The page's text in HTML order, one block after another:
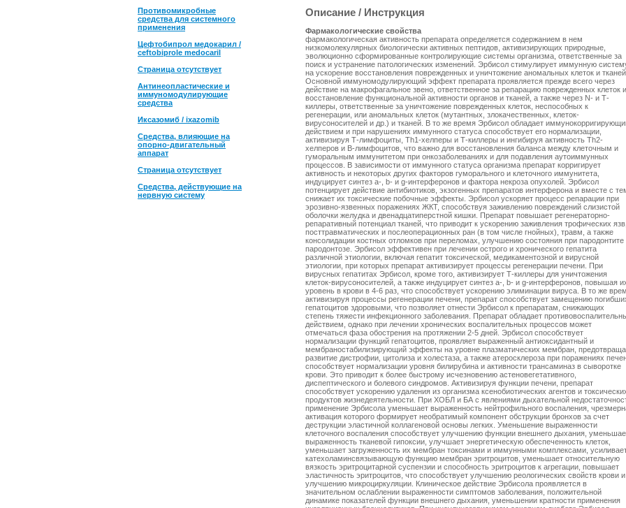
Противомикробные
средства для системного
применения
Цефтобипрол медокарил /
ceftobiprole medocaril
Страница отсутствует
Антинеопластические и
иммуномодулирующие
средства
Иксазомиб / ixazomib
Средства, влияющие на
опорно-двигательный
аппарат
Страница отсутствует
Средства, действующие на
нервную систему
Описание / Инструкция
Фармакологические свойства
фармакологическая активность препарата определяется содержанием в нем
низкомолекулярных биологически активных пептидов, активизирующих природные,
эволюционно сформированные контролирующие системы организма, ответственные за
поиск и устранение патологических изменений. Эрбисол стимулирует иммунную
на ускорение восстановления поврежденных и уничтожение аномальных клеток и тканей.
Основной иммуномодулирующий эффект препарата проявляется прежде всего через
действие на макрофагальное звено, ответственное за репарацию поврежденных клеток и
восстановление функциональной активности органов и тканей, а также через N- и Т-
киллеры, ответственные за уничтожение поврежденных клеток, неспособных к
регенерации, или аномальных клеток (мутантных, злокачественных, клеток-
вирусоносителей и др.) и тканей. В то же время Эрбисол обладает
действием и при нарушениях иммунного статуса способствует его нормализации,
активизируя Т-лимфоциты, Тh1-хелперы и Т-киллеры и ингибируя активность Тh2-
хелперов и В-лимфоцитов, что важно для восстановления баланса между клеточным и
гуморальным иммунитетом при онкозаболеваниях и для подавления аутоиммунных
процессов. В зависимости от иммунного статуса организма препарат корригирует
активность и некоторых других факторов гуморального и клеточного иммунитета,
индуцирует синтез a-, b- и g-интерферонов и фактора некроза опухолей. Эрбисол
потенцирует действие антибиотиков, экзогенных препаратов интерферона и вместе с
снижает их токсические побочные эффекты. Эрбисол ускоряет процесс репарации при
эрозивно-язвенных поражениях ЖКТ, способствуя заживлению повреждений слизистой
оболочки желудка и двенадцатиперстной кишки. Препарат повышает регенераторно-
репаративный потенциал тканей, что приводит к ускорению заживления трофических язв,
посттравматических и послеоперационных ран (в том числе гнойных), травм, а также
консолидации костных отломков при переломах, улучшению состояния при пародонтите
пародонтозе. Эрбисол эффективен при лечении острого и хронического гепатита
различной этиологии, включая гепатит токсической, медикаментозной и вирусной
этиологии, при которых препарат активизирует процессы регенерации печени. При
вирусных гепатитах Эрбисол, кроме того, активизирует Т-киллеры для уничтожения
клеток-вирусоносителей, а также индуцирует синтез a-, b- и g-интерферонов, повышая
уровень в крови в 4-6 раз, что способствует ускорению элиминации вируса. В то же
активизируя процессы регенерации печени, препарат способствует замещению
гепатоцитов здоровыми, что позволяет отнести Эрбисол к препаратам, снижающих
степень тяжести инфекционного заболевания. Препарат обладает
действием, однако при лечении хронических воспалительных процессов может
отмечаться фаза обострения на протяжении 2-5 дней. Эрбисол способствует
нормализации функций гепатоцитов, проявляет выраженный антиоксидантный и
мембраностабилизирующий эффекты на уровне плазматических мембран,
развитие дистрофии, цитолиза и холестаза, а также атеросклероза при поражениях
способствует нормализации уровня билирубина и активности трансаминаз в сыворотке
крови. Это приводит к более быстрому исчезновению астеновегетативного,
диспептического и болевого синдромов. Активизируя функции печени, препарат
способствует ускорению удаления из организма ксенобиотических агентов и
продуктов жизнедеятельности. При ХОБЛ и БА с явлениями дыхательной
применение Эрбисола уменьшает выраженность нейтрофильного воспаления,
активация которого формирует необратимый компонент обструкции бронхов за счет
деструкции эластичной коллагеновой основы легких. Уменьшение выраженности
клеточного воспаления способствует улучшению функции внешнего дыхания,
выраженность тканевой гипоксии, улучшает энергетическую обеспеченность клеток,
уменьшает загруженность их мембран токсинами и иммунными комплексами,
катехоламинсвязывающую функцию мембран эритроцитов, уменьшает относительную
вязкость эритроцитарной суспензии и способность эритроцитов к агрегации, повышает
эластичность эритроцитов, что способствует улучшению реологических свойств крови и
улучшению микроциркуляции. Клиническое действие Эрбисола проявляется в
значительном ослаблении выраженности симптомов заболевания, положительной
динамике показателей функции внешнего дыхания, уменьшении кратности применения